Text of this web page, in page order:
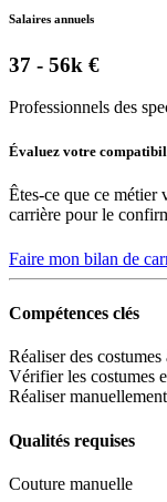
Salaires annuels
37 - 56k €
Professionnels des
Évaluez votre
Êtes-ce que ce métier
carrière pour le
Faire mon bilan de
Compétences clés
Réaliser des
Vérifier les costumes
Réaliser
Qualités requises
Couture manuelle